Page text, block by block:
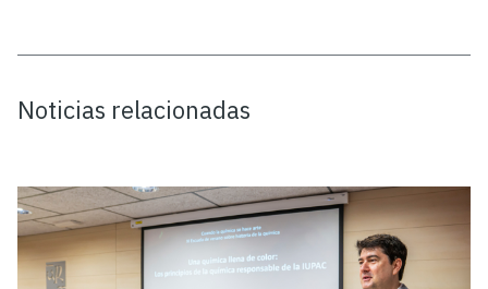
Noticias relacionadas